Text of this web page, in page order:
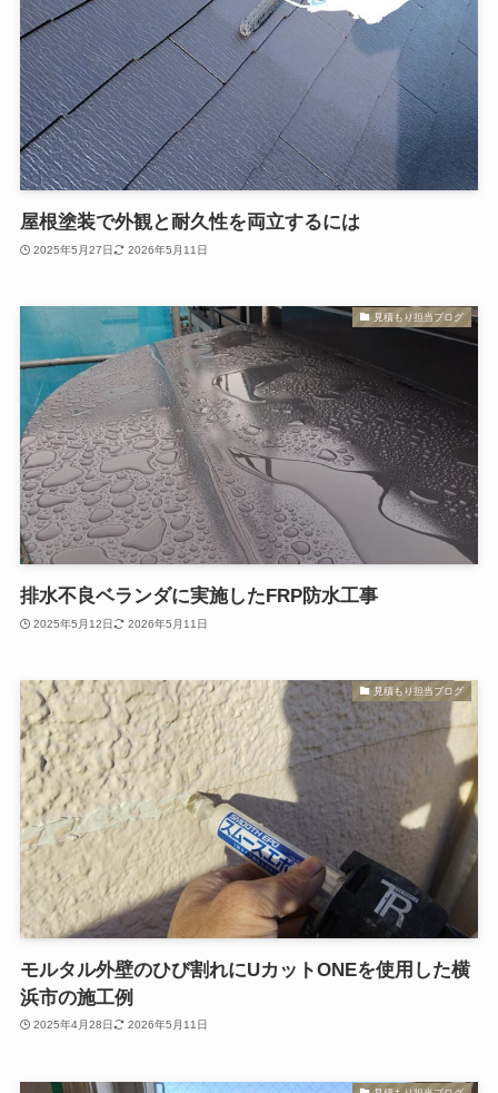
屋根塗装で外観と耐久性を両立するには
2025年5月27日 2026年5月11日
見積もり担当ブログ
排水不良ベランダに実施したFRP防水工事
2025年5月12日 2026年5月11日
見積もり担当ブログ
モルタル外壁のひび割れにUカットONEを使用した横
浜市の施工例
2025年4月28日 2026年5月11日